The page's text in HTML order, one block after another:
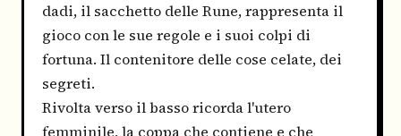
dadi, il sacchetto delle Rune, rappresenta il
gioco con le sue regole e i suoi colpi di
fortuna. Il contenitore delle cose celate, dei
segreti.
Rivolta verso il basso ricorda l'utero
femminile, la coppa che contiene e che